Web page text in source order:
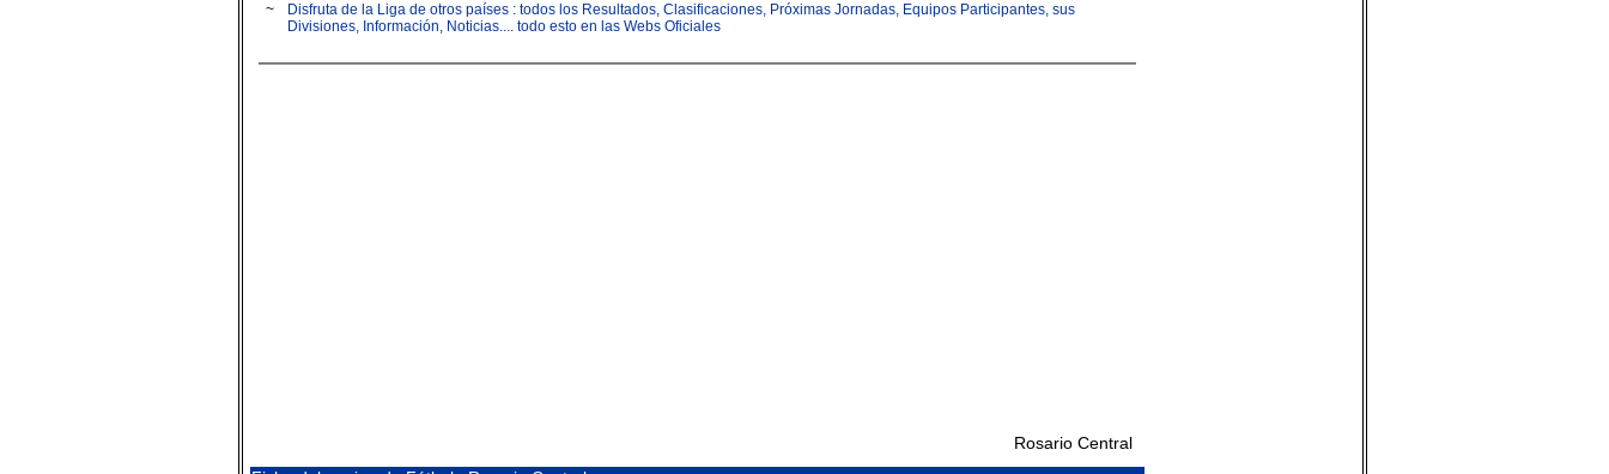
~
Disfruta de la Liga de otros países : todos los Resultados, Clasificaciones, Próximas Jornadas, Equipos Participantes, sus
Divisiones, Información, Noticias.... todo esto en las Webs Oficiales
Rosario Central